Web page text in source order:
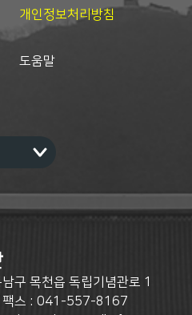
개인정보처리방침
도움말
구 목천읍 독립기념관로 1
스 : 041-557-8167